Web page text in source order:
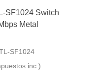
SF1024 Switch
Metal
SF1024
inc.)